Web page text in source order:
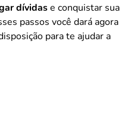
dívidase conquistar sua
passos você dará agora
para te ajudar a